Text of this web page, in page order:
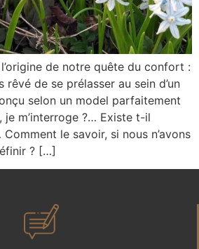
de notre quête du confort :
rêvé de se prélasser au sein d’un
selon un model parfaitement
je m’interroge ?… Existe t-il
le savoir, si nous n’avons
? […]